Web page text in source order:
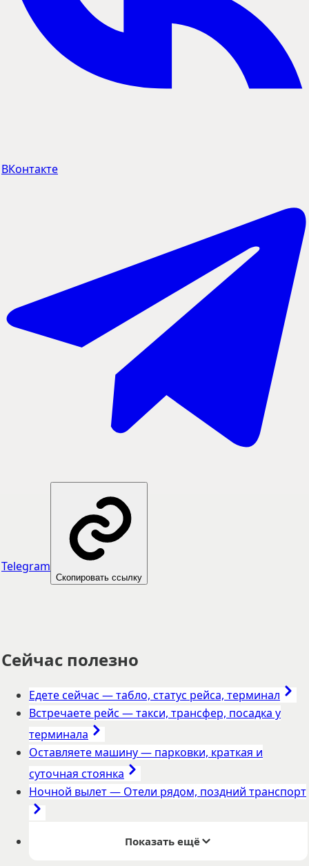
ВКонтакте
Telegram
Скопировать ссылку
Сейчас полезно
Едете сейчас —табло, статус рейса, терминал
Встречаете рейс —такси, трансфер, посадка у
терминала
Оставляете машину— парковки, краткая и
суточная стоянка
Ночной вылет— Отели рядом, поздний транспорт
Показать ещё